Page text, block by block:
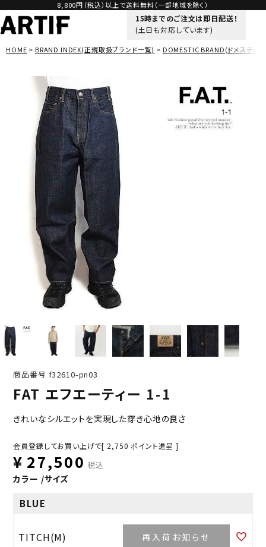
8,800円（税込）以上で送料無料（一部地域を除く）
15時までのご注文は即日配送！
(土日も対応しています)
HOME BRAND INDEX(正規取扱ブランド一覧) DOMESTIC BRAND(ドメスティッ
商品番号 f32610-pn03
FAT エフエーティー 1-1
きれいなシルエットを実現した穿き心地の良さ
会員登録してお買い上げで[ 2,750 ポイント進呈 ]
¥ 27,500 税込
カラー サイズ
BLUE
TITCH(M) 再入荷お知らせ